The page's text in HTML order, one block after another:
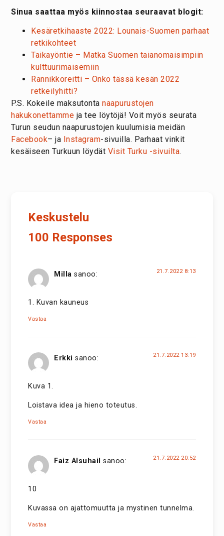
Sinua saattaa myös kiinnostaa seuraavat blogit:
Kesäretkihaaste 2022: Lounais-Suomen parhaat
retkikohteet
Taikayöntie – Matka Suomen taianomaisimpiin
kulttuurimaisemiin
Rannikkoreitti – Onko tässä kesän 2022
retkeilyhitti?
P.S. Kokeile maksutontanaapurustojen
hakukonettamme ja tee löytöjä! Voit myös seurata
Turun seudun naapurustojen kuulumisia meidän
Facebook– ja Instagram-sivuilla. Parhaat vinkit
kesäiseen Turkuun löydät Visit Turku -sivuilta.
Keskustelu
100 Responses
Milla sanoo: 21.7.2022 8:13
1. Kuvan kauneus
Vastaa
Erkki sanoo: 21.7.2022 13:19
Kuva 1.
Loistava idea ja hieno toteutus.
Vastaa
Faiz Alsuhail sanoo: 21.7.2022 20:52
10
Kuvassa on ajattomuutta ja mystinen tunnelma.
Vastaa